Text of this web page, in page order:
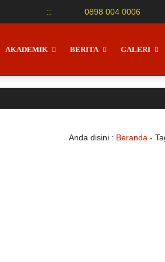
:: 0898 004 0006
AKADEMIK BERITA GALERI
Anda disini : Beranda -